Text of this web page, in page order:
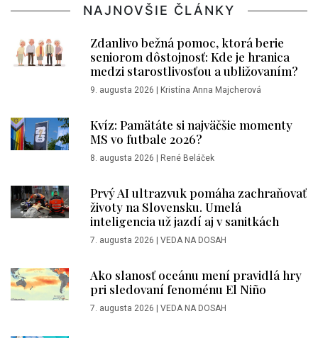
NAJNOVŠIE ČLÁNKY
Zdanlivo bežná pomoc, ktorá berie
seniorom dôstojnosť: Kde je hranica
medzi starostlivosťou a ubližovaním?
9. augusta 2026 | Kristína Anna Majcherová
Kvíz: Pamätáte si najväčšie momenty
MS vo futbale 2026?
8. augusta 2026 | René Beláček
Prvý AI ultrazvuk pomáha zachraňovať
životy na Slovensku. Umelá
inteligencia už jazdí aj v sanitkách
7. augusta 2026 | VEDA NA DOSAH
Ako slanosť oceánu mení pravidlá hry
pri sledovaní fenoménu El Niño
7. augusta 2026 | VEDA NA DOSAH